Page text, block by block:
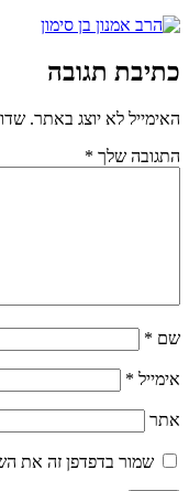
כתיבת תגובה
האימייל לא יוצג באתר.
התגובה שלך *
שם *
אימייל *
אתר
שמור בדפדפן זה את